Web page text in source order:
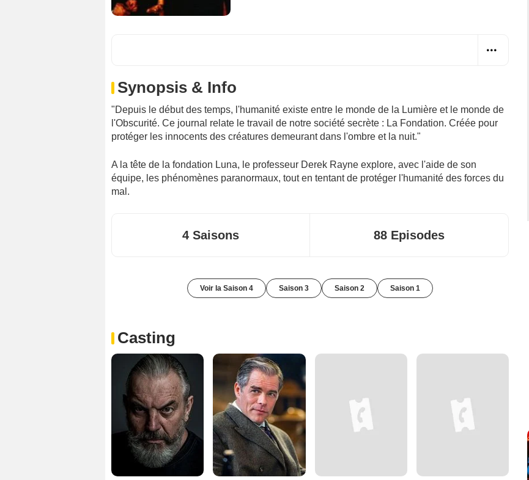
Synopsis & Info
"Depuis le début des temps, l'humanité existe entre le monde de la Lumière et le monde de
l'Obscurité. Ce journal relate le travail de notre société secrète : La Fondation. Créée pour
protéger les innocents des créatures demeurant dans l'ombre et la nuit."
A la tête de la fondation Luna, le professeur Derek Rayne explore, avec l'aide de son
équipe, les phénomènes paranormaux, tout en tentant de protéger l'humanité des forces du
mal.
4 Saisons 88 Episodes
Voir la Saison 4 Saison 3 Saison 2 Saison 1
Casting